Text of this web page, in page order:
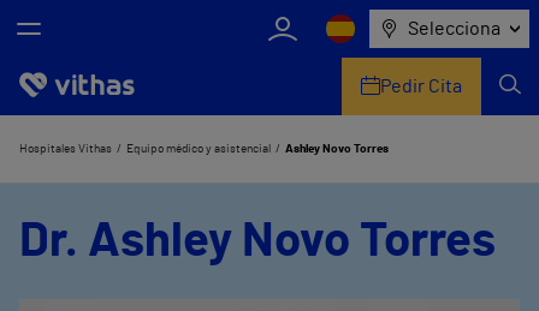
Selecciona
Nosotros
Pedir Cita
Hospitales Vithas Equipo médico y asistencial Ashley Novo Torres
Dr. Ashley Novo Torres